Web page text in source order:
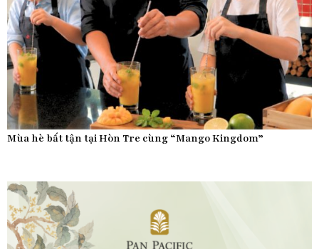
Mùa hè bất tận tại Hòn Tre cùng “Mango Kingdom”